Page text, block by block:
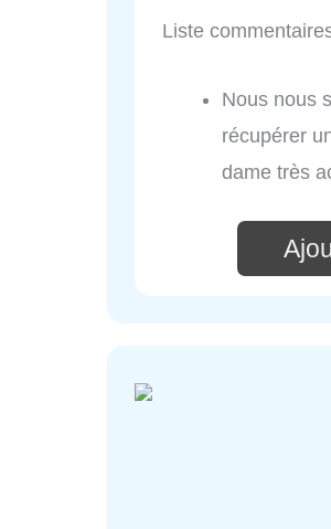
Liste
Nous nous
récupérer
dame très